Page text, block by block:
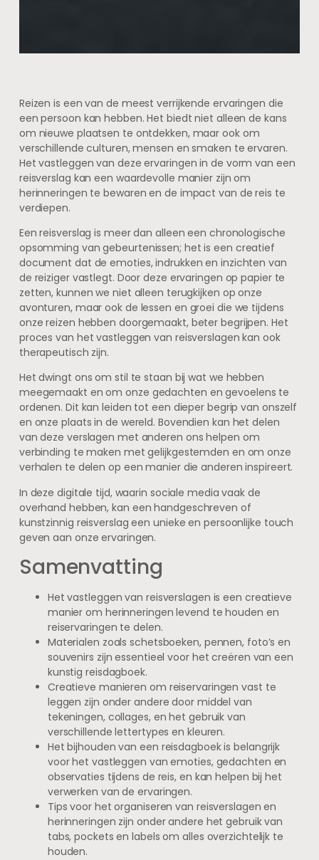
Reizen is een van de meest verrijkende ervaringen die
een persoon kan hebben. Het biedt niet alleen de kans
om nieuwe plaatsen te ontdekken, maar ook om
verschillende culturen, mensen en smaken te ervaren.
Het vastleggen van deze ervaringen in de vorm van een
reisverslag kan een waardevolle manier zijn om
herinneringen te bewaren en de impact van de reis te
verdiepen.
Een reisverslag is meer dan alleen een chronologische
opsomming van gebeurtenissen; het is een creatief
document dat de emoties, indrukken en inzichten van
de reiziger vastlegt. Door deze ervaringen op papier te
zetten, kunnen we niet alleen terugkijken op onze
avonturen, maar ook de lessen en groei die we tijdens
onze reizen hebben doorgemaakt, beter begrijpen. Het
proces van het vastleggen van reisverslagen kan ook
therapeutisch zijn.
Het dwingt ons om stil te staan bij wat we hebben
meegemaakt en om onze gedachten en gevoelens te
ordenen. Dit kan leiden tot een dieper begrip van onszelf
en onze plaats in de wereld. Bovendien kan het delen
van deze verslagen met anderen ons helpen om
verbinding te maken met gelijkgestemden en om onze
verhalen te delen op een manier die anderen inspireert.
In deze digitale tijd, waarin sociale media vaak de
overhand hebben, kan een handgeschreven of
kunstzinnig reisverslag een unieke en persoonlijke touch
geven aan onze ervaringen.
Samenvatting
Het vastleggen van reisverslagen is een creatieve
manier om herinneringen levend te houden en
reiservaringen te delen.
Materialen zoals schetsboeken, pennen, foto’s en
souvenirs zijn essentieel voor het creëren van een
kunstig reisdagboek.
Creatieve manieren om reiservaringen vast te
leggen zijn onder andere door middel van
tekeningen, collages, en het gebruik van
verschillende lettertypes en kleuren.
Het bijhouden van een reisdagboek is belangrijk
voor het vastleggen van emoties, gedachten en
observaties tijdens de reis, en kan helpen bij het
verwerken van de ervaringen.
Tips voor het organiseren van reisverslagen en
herinneringen zijn onder andere het gebruik van
tabs, pockets en labels om alles overzichtelijk te
houden.